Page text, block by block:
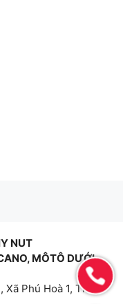
NUT
MÔTÔ DƯỚI
Phú Hoà 1, Tỉnh